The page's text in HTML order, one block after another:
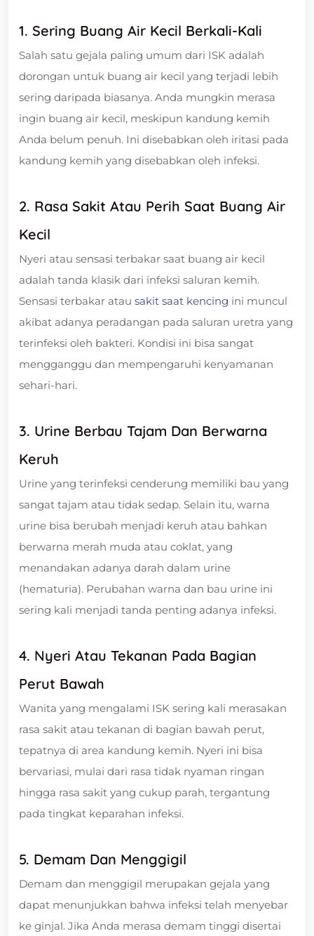
1. Sering Buang Air Kecil Berkali-Kali
Salah satu gejala paling umum dari ISK adalah
dorongan untuk buang air kecil yang terjadi lebih
sering daripada biasanya. Anda mungkin merasa
ingin buang air kecil, meskipun kandung kemih
Anda belum penuh. Ini disebabkan oleh iritasi pada
kandung kemih yang disebabkan oleh infeksi.
2. Rasa Sakit Atau Perih Saat Buang Air
Kecil
Nyeri atau sensasi terbakar saat buang air kecil
adalah tanda klasik dari infeksi saluran kemih.
Sensasi terbakar atau sakit saat kencing ini muncul
akibat adanya peradangan pada saluran uretra yang
terinfeksi oleh bakteri. Kondisi ini bisa sangat
mengganggu dan mempengaruhi kenyamanan
sehari-hari.
3. Urine Berbau Tajam Dan Berwarna
Keruh
Urine yang terinfeksi cenderung memiliki bau yang
sangat tajam atau tidak sedap. Selain itu, warna
urine bisa berubah menjadi keruh atau bahkan
berwarna merah muda atau coklat, yang
menandakan adanya darah dalam urine
(hematuria). Perubahan warna dan bau urine ini
sering kali menjadi tanda penting adanya infeksi.
4. Nyeri Atau Tekanan Pada Bagian
Perut Bawah
Wanita yang mengalami ISK sering kali merasakan
rasa sakit atau tekanan di bagian bawah perut,
tepatnya di area kandung kemih. Nyeri ini bisa
bervariasi, mulai dari rasa tidak nyaman ringan
hingga rasa sakit yang cukup parah, tergantung
pada tingkat keparahan infeksi.
5. Demam Dan Menggigil
Demam dan menggigil merupakan gejala yang
dapat menunjukkan bahwa infeksi telah menyebar
ke ginjal. Jika Anda merasa demam tinggi disertai